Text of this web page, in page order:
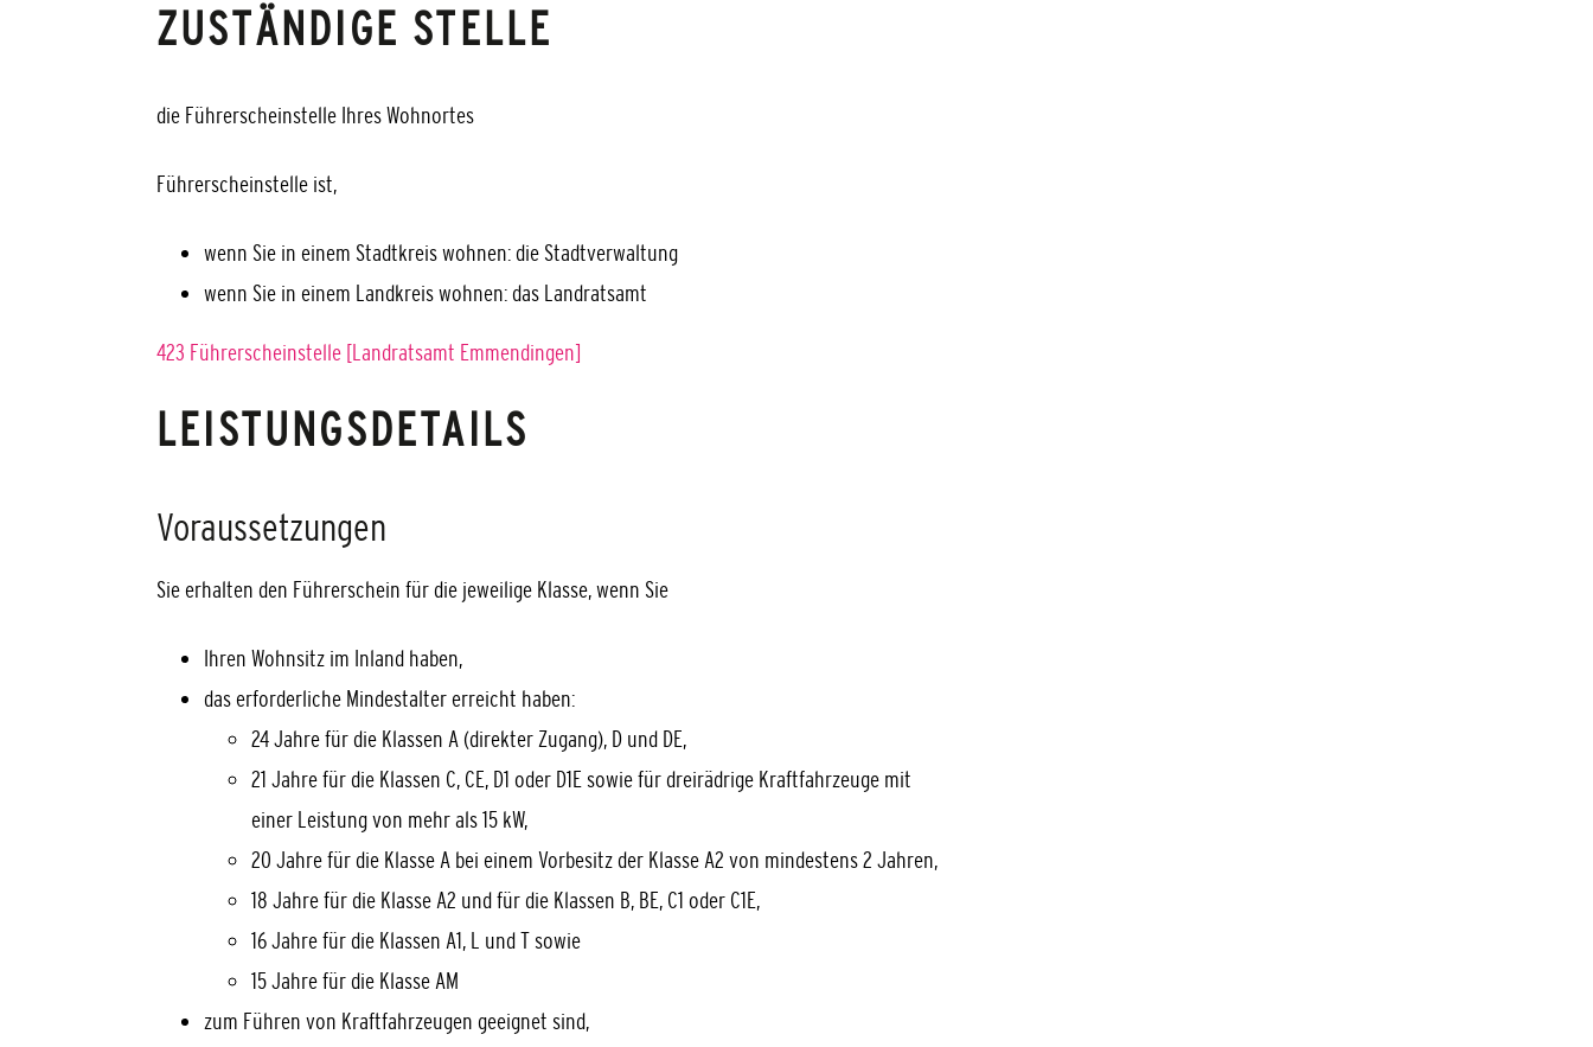
ZUSTÄNDIGE STELLE
die Führerscheinstelle Ihres Wohnortes
Führerscheinstelle ist,
wenn Sie in einem Stadtkreis wohnen: die Stadtverwaltung
wenn Sie in einem Landkreis wohnen: das Landratsamt
423 Führerscheinstelle [Landratsamt Emmendingen]
LEISTUNGSDETAILS
Voraussetzungen
Sie erhalten den Führerschein für die jeweilige Klasse, wenn Sie
Ihren Wohnsitz im Inland haben,
das erforderliche Mindestalter erreicht haben:
24 Jahre für die Klassen A (direkter Zugang), D und DE,
21 Jahre für die Klassen C, CE, D1 oder D1E sowie für dreirädrige Kraftfahrzeuge mit
einer Leistung von mehr als 15 kW,
20 Jahre für die Klasse A bei einem Vorbesitz der Klasse A2 von mindestens 2 Jahren,
18 Jahre für die Klasse A2 und für die Klassen B, BE, C1 oder C1E,
16 Jahre für die Klassen A1, L und T sowie
15 Jahre für die Klasse AM
zum Führen von Kraftfahrzeugen geeignet sind,